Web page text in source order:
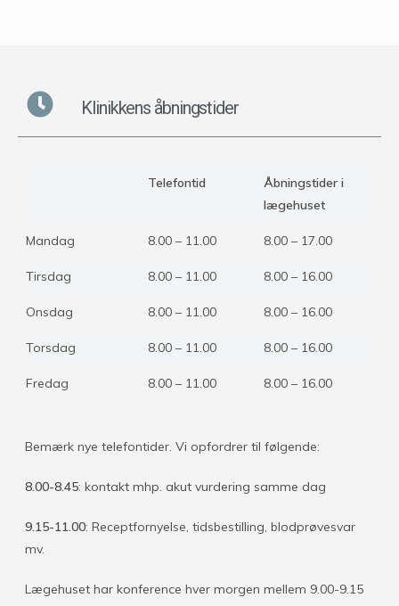
Klinikkens åbningstider
Telefontid
Åbningstider i
lægehuset
Mandag 8.00 – 11.00 8.00 – 17.00
Tirsdag 8.00 – 11.00 8.00 – 16.00
Onsdag 8.00 – 11.00 8.00 – 16.00
Torsdag 8.00 – 11.00 8.00 – 16.00
Fredag 8.00 – 11.00 8.00 – 16.00
Bemærk nye telefontider. Vi opfordrer til følgende:
8.00-8.45: kontakt mhp. akut vurdering samme dag
9.15-11.00: Receptfornyelse, tidsbestilling, blodprøvesvar
mv.
Lægehuset har konference hver morgen mellem 9.00-9.15